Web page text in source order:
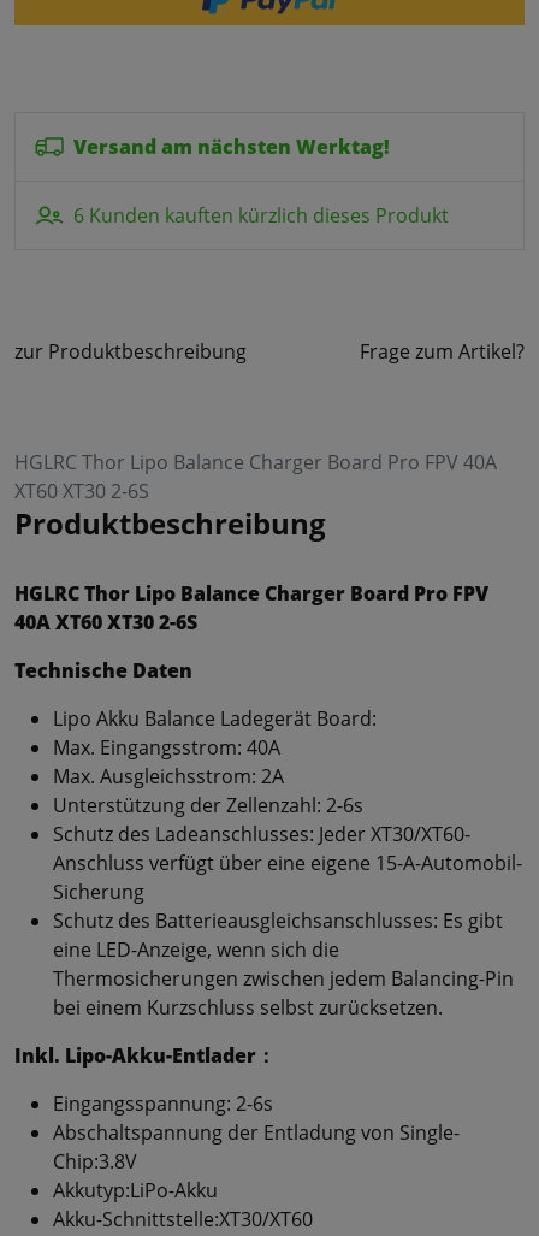
Versand am nächsten Werktag!
6 Kunden kauften kürzlich dieses Produkt
zur Produktbeschreibung Frage zum Artikel?
HGLRC Thor Lipo Balance Charger Board Pro FPV 40A
XT60 XT30 2-6S
Produktbeschreibung
HGLRC Thor Lipo Balance Charger Board Pro FPV
40A XT60 XT30 2-6S
Technische Daten
Lipo Akku Balance Ladegerät Board:
Max. Eingangsstrom: 40A
Max. Ausgleichsstrom: 2A
Unterstützung der Zellenzahl: 2-6s
Schutz des Ladeanschlusses: Jeder XT30/XT60-
Anschluss verfügt über eine eigene 15-A-Automobil-
Sicherung
Schutz des Batterieausgleichsanschlusses: Es gibt
eine LED-Anzeige, wenn sich die
Thermosicherungen zwischen jedem Balancing-Pin
bei einem Kurzschluss selbst zurücksetzen.
Inkl. Lipo-Akku-Entlader：
Eingangsspannung: 2-6s
Abschaltspannung der Entladung von Single-
Chip:3.8V
Akkutyp:LiPo-Akku
Akku-Schnittstelle:XT30/XT60